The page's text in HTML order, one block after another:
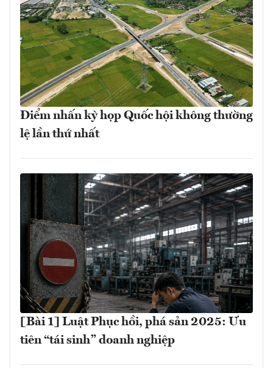
Điểm nhấn kỳ họp Quốc hội không thường
lệ lần thứ nhất
[Bài 1] Luật Phục hồi, phá sản 2025: Ưu
tiên “tái sinh” doanh nghiệp